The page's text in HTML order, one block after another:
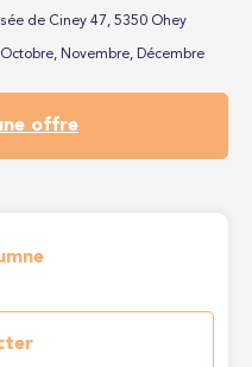
de Ciney 47, 5350 Ohey
Novembre, Décembre
offre